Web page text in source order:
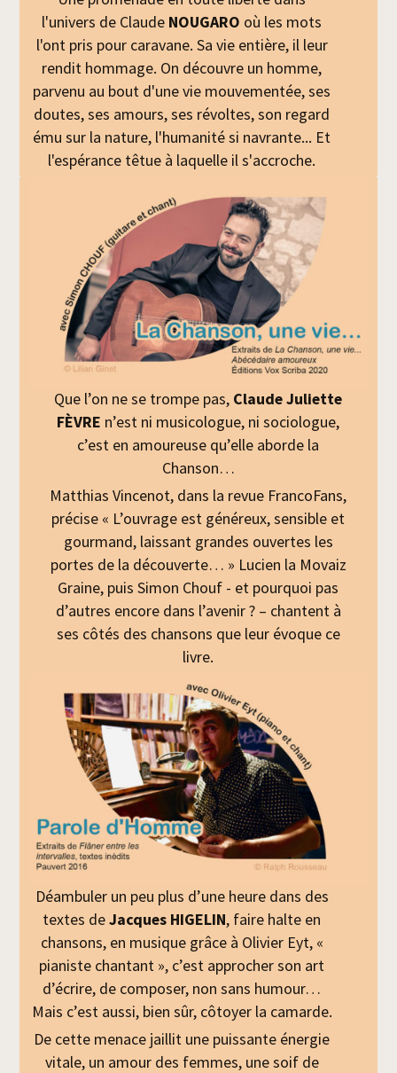
l'univers de Claude NOUGARO où les mots
l'ont pris pour caravane. Sa vie entière, il leur
rendit hommage. On découvre un homme,
parvenu au bout d'une vie mouvementée, ses
doutes, ses amours, ses révoltes, son regard
ému sur la nature, l'humanité si navrante... Et
l'espérance têtue à laquelle il s'accroche.
Que l’on ne se trompe pas, Claude Juliette
FÈVRE n’est ni musicologue, ni sociologue,
c’est en amoureuse qu’elle aborde la
Chanson…
Matthias Vincenot, dans la revue FrancoFans,
précise « L’ouvrage est généreux, sensible et
gourmand, laissant grandes ouvertes les
portes de la découverte… » Lucien la Movaiz
Graine, puis Simon Chouf - et pourquoi pas
d’autres encore dans l’avenir ? – chantent à
ses côtés des chansons que leur évoque ce
livre.
Déambuler un peu plus d’une heure dans des
textes deJacques HIGELIN, faire halte en
chansons, en musique grâce à Olivier Eyt, «
pianiste chantant », c’est approcher son art
d’écrire, de composer, non sans humour…
Mais c’est aussi, bien sûr, côtoyer la camarde.
De cette menace jaillit une puissante énergie
vitale, un amour des femmes, une soif de